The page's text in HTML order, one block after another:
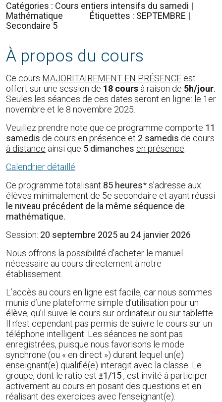
Catégories : Cours entiers intensifs du samedi |
Mathématique
Étiquettes : SEPTEMBRE |
Secondaire 5
À propos du cours
Ce cours MAJORITAIREMENT EN PRÉSENCE est
offert sur une session de 18 cours à raison de 5h/jour.
Seules les séances de ces dates seront en ligne: le 1er
novembre et le 8 novembre 2025.
Veuillez prendre note que ce programme comporte 11
samedis de cours en présence et 2 samedis de cours
à distance ainsi que 5 dimanches en présence
Calendrier détaillé
Ce programme totalisant 85 heures* s’adresse aux
élèves minimalement de 5e secondaire et ayant réussi
le niveau précédent de la même séquence de
mathématique.
Session: 20 septembre 2025 au 24 janvier 2026
Nous offrons la possibilité d’acheter le manuel
nécessaire au cours directement à notre
établissement.
L’accès au cours en ligne est facile, car nous sommes
munis d’une plateforme simple d’utilisation pour un
élève, qu’il suive le cours sur ordinateur ou sur tablette.
Il n’est cependant pas permis de suivre le cours sur un
téléphone intelligent. Les séances ne sont pas
enregistrées, puisque nous favorisons le mode
synchrone (ou « en direct ») durant lequel un(e)
enseignant(e) qualifié(e) interagit avec la classe. Le
groupe, dont le ratio est ±1/15, est invité à participer
activement au cours en posant des questions et en
réalisant des exercices avec l’enseignant(e).